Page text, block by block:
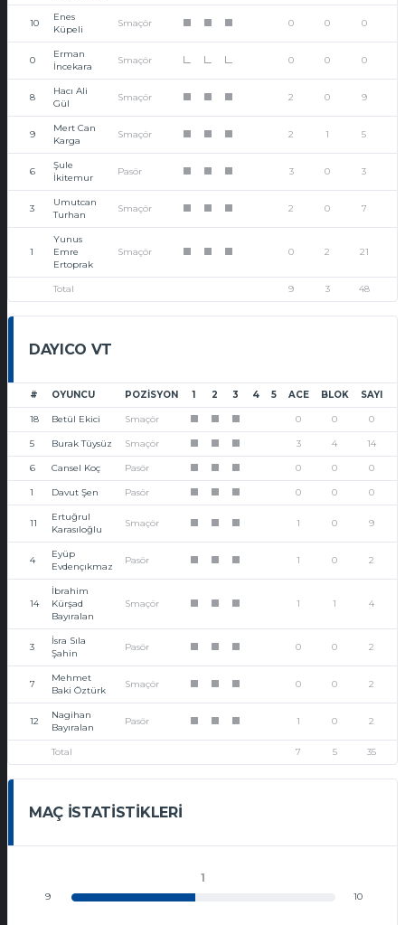
10
Enes
Küpeli
Smaçör 0 0 0
0
Erman
İncekara
Smaçör L L L 0 0 0
8
Hacı Ali
Gül
Smaçör 2 0 9
9
Mert Can
Karga
Smaçör 2 1 5
6
Şule
İkitemur
Pasör 3 0 3
3
Umutcan
Turhan
Smaçör 2 0 7
1
Yunus
Emre
Ertoprak
Smaçör 0 2 21
Total 9 3 48
DAYICO VT
# OYUNCU POZISYON 1 2 3 4 5 ACE BLOK SAYI
18 Betül Ekici Smaçör 0 0 0
5 Burak Tüysüz Smaçör 3 4 14
6 Cansel Koç Pasör 0 0 0
1 Davut Şen Pasör 0 0 0
11
Ertuğrul
Karasıloğlu
Smaçör 1 0 9
4
Eyüp
Evdençıkmaz
Pasör 1 0 2
14
İbrahim
Kürşad
Bayıralan
Smaçör 1 1 4
3
İsra Sıla
Şahin
Pasör 0 0 2
7
Mehmet
Baki Öztürk
Smaçör 0 0 2
12
Nagihan
Bayıralan
Pasör 1 0 2
Total 7 5 35
MAÇ İSTATISTIKLERI
1
9 10